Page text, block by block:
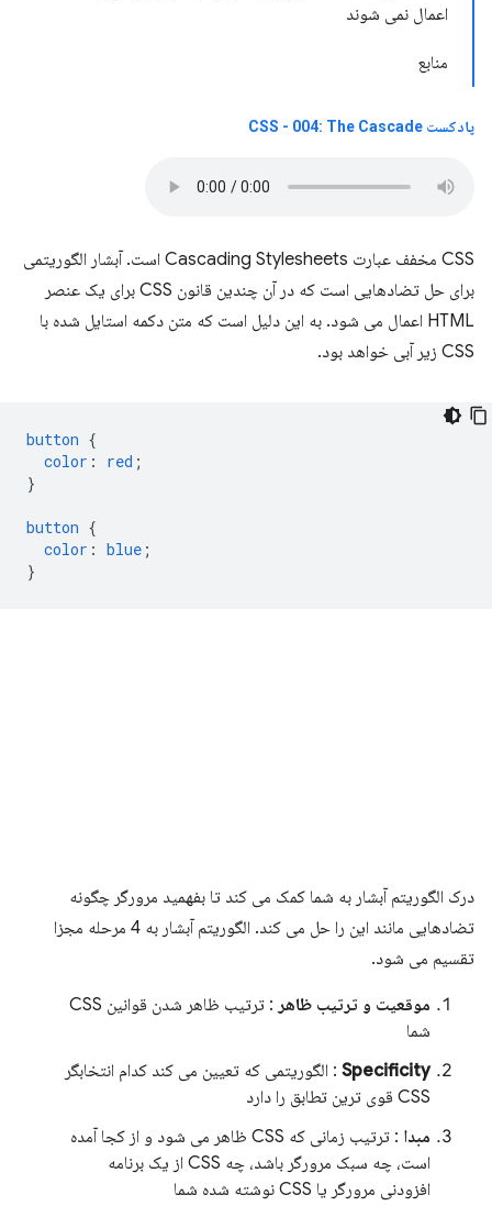
اعمال نمی شوند
منابع
پادکست CSS - 004: The Cascade
CSS مخفف عبارت Cascading Stylesheets است. آبشار الگوریتمی
برای حل تضادهایی است که در آن چندین قانون CSS برای یک عنصر
HTML اعمال می شود. به این دلیل است که متن دکمه استایل شده با
CSS زیر آبی خواهد بود.
button {
color : red ;
}
button {
color : blue ;
}
درک الگوریتم آبشار به شما کمک می کند تا بفهمید مرورگر چگونه
تضادهایی مانند این را حل می کند. الگوریتم آبشار به 4 مرحله مجزا
تقسیم می شود.
موقعیت و ترتیب ظاهر
: ترتیب ظاهر شدن قوانین CSS
شما
Specificity : الگوریتمی که تعیین می کند کدام انتخابگر
CSS قوی ترین تطابق را دارد
مبدا
: ترتیب زمانی که CSS ظاهر می شود و از کجا آمده
است، چه سبک مرورگر باشد، چه CSS از یک برنامه
افزودنی مرورگر یا CSS نوشته شده شما